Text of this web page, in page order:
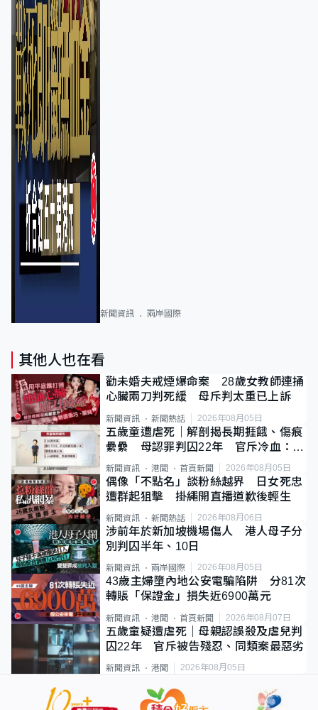
新聞資訊 兩岸國際
其他人也在看
勸未婚夫戒煙爆命案 28歲女教師連捅
心臟兩刀判死緩 母斥判太重已上訴
新聞資訊 新聞熱話 2026年08月05日
五歲童遭虐死｜解剖揭長期捱餓、傷痕
纍纍 母認罪判囚22年 官斥冷血：同
類案最惡劣
新聞資訊 港聞 首頁新聞 2026年08月05日
偶像「不點名」談粉絲越界 日女死忠
遭群起狙擊 掛繩開直播道歉後輕生
新聞資訊 新聞熱話 2026年08月06日
涉前年於新加坡機場傷人 港人母子分
別判囚半年、10日
新聞資訊 兩岸國際 2026年08月05日
43歲主婦墮內地公安電騙陷阱 分81次
轉賬「保證金」損失近6900萬元
新聞資訊 港聞 首頁新聞 2026年08月07日
五歲童疑遭虐死｜母親認誤殺及虐兒判
囚22年 官斥被告殘忍、同類案最惡劣
新聞資訊 港聞 2026年08月05日